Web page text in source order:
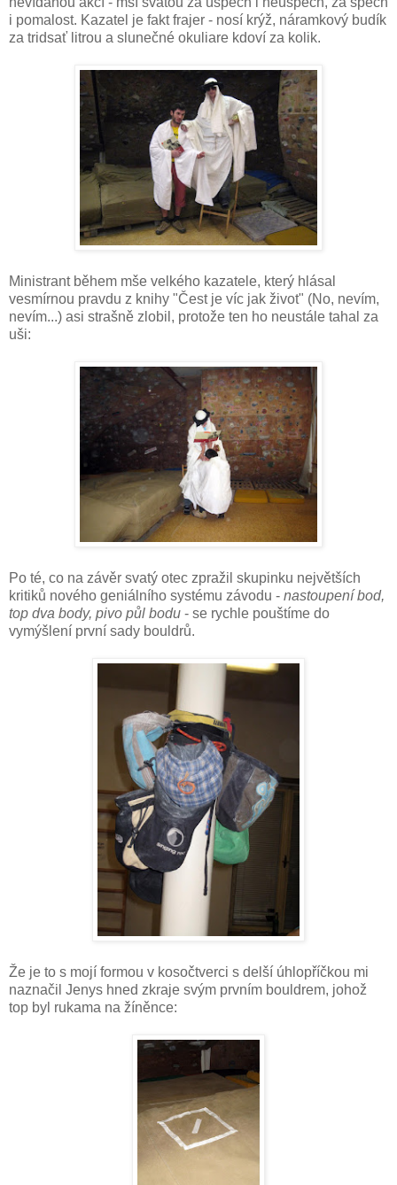
i pomalost. Kazatel je fakt frajer - nosí krýž, náramkový budík
za tridsať litrou a slunečné okuliare kdoví za kolik.
Ministrant během mše velkého kazatele, který hlásal
vesmírnou pravdu z knihy "Čest je víc jak život" (No, nevím,
nevím...) asi strašně zlobil, protože ten ho neustále tahal za
uši:
Po té, co na závěr svatý otec zpražil skupinku největších
kritiků nového geniálního systému závodu - nastoupení bod,
top dva body, pivo půl bodu - se rychle pouštíme do
vymýšlení první sady bouldrů.
Že je to s mojí formou v kosočtverci s delší úhlopříčkou mi
naznačil Jenys hned zkraje svým prvním bouldrem, johož
top byl rukama na žíněnce: